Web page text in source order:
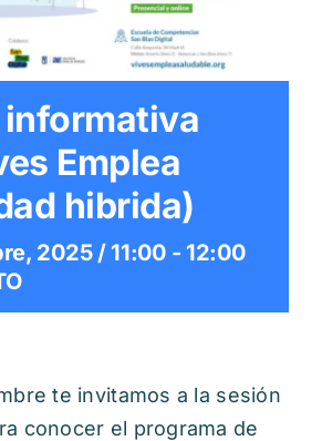
Emplea
hibrida)
2025 / 11:00- 12:00
te invitamos a la sesión
conocer el programa de